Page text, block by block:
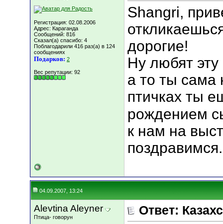
Регистрация: 02.08.2006
Адрес: Караганда
Сообщений: 816
Сказал(а) спасибо: 4
Поблагодарили 416 раз(а) в 124
сообщениях
Подарков: 2
Вес репутации: 92
Shangri,
дорогие!
Ну любят
а то ты сама
птичках ты
рождением
к нам на
поздравимся.
04.09.2007, 13:24
Alevtina Aleyner
Птица- говорун Ответ: